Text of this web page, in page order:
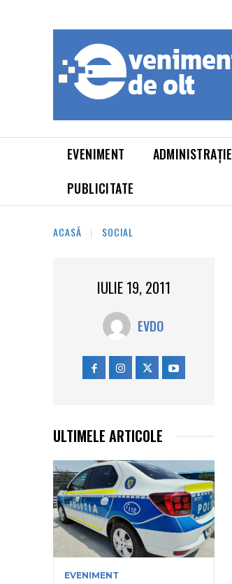
EVENIMENT ADMINISTRAȚIE
PUBLICITATE
ACASĂ SOCIAL
IULIE 19, 2011
EVDO
ULTIMELE ARTICOLE
EVENIMENT